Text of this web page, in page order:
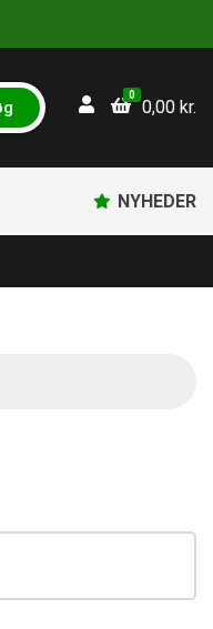
0
0,00 kr.
NYHEDER